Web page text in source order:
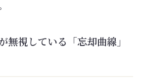
無視している「忘却曲線」